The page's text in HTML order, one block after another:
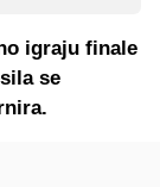
igraju finale
se